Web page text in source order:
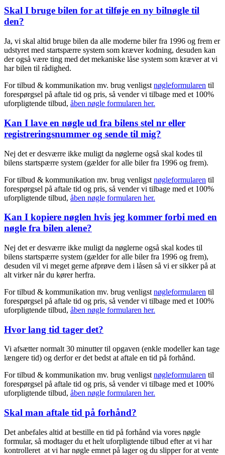
Skal I bruge bilen for at tilføje en ny bilnøgle til
den?
Ja, vi skal altid bruge bilen da alle moderne biler fra 1996 og frem er
udstyret med startspærre system som kræver kodning, desuden kan
der også være ting med det mekaniske låse system som kræver at vi
har bilen til rådighed.
For tilbud & kommunikation mv. brug venligst nøgleformularen til
forespørgsel på aftale tid og pris, så vender vi tilbage med et 100%
uforpligtende tilbud, åben nøgle formularen her.
Kan I lave en nøgle ud fra bilens stel nr eller
registreringsnummer og sende til mig?
Nej det er desværre ikke muligt da nøglerne også skal kodes til
bilens startspærre system (gælder for alle biler fra 1996 og frem).
For tilbud & kommunikation mv. brug venligst nøgleformularen til
forespørgsel på aftale tid og pris, så vender vi tilbage med et 100%
uforpligtende tilbud, åben nøgle formularen her.
Kan I kopiere nøglen hvis jeg kommer forbi med en
nøgle fra bilen alene?
Nej det er desværre ikke muligt da nøglerne også skal kodes til
bilens startspærre system (gælder for alle biler fra 1996 og frem),
desuden vil vi meget gerne afprøve dem i låsen så vi er sikker på at
alt virker når du kører herfra.
For tilbud & kommunikation mv. brug venligst nøgleformularen til
forespørgsel på aftale tid og pris, så vender vi tilbage med et 100%
uforpligtende tilbud, åben nøgle formularen her.
Hvor lang tid tager det?
Vi afsætter normalt 30 minutter til opgaven (enkle modeller kan tage
længere tid) og derfor er det bedst at aftale en tid på forhånd.
For tilbud & kommunikation mv. brug venligstnøgleformularen til
forespørgsel på aftale tid og pris, så vender vi tilbage med et 100%
uforpligtende tilbud, åben nøgle formularen her.
Skal man aftale tid på forhånd?
Det anbefales altid at bestille en tid på forhånd via vores nøgle
formular, så modtager du et helt uforpligtende tilbud efter at vi har
kontrolleret at vi har nøgle emnet på lager og du slipper for at vente